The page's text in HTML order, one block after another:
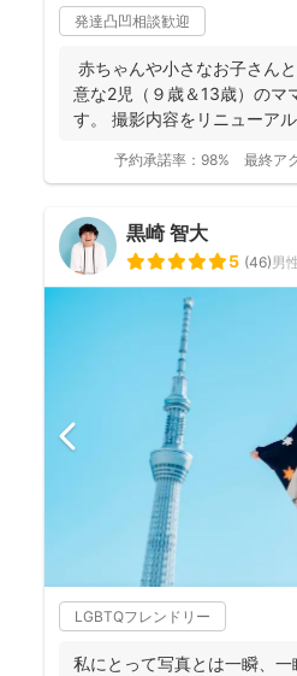
発達凸凹相談歓迎
赤ちゃんや小さなお子さん
意な2児（９歳＆13歳）のマ
す。 撮影内容をリニューア
予約承諾率： 98% 最終ア
黒崎 智大
5 (46)男
LGBTQフレンドリー
私にとって写真とは一瞬、